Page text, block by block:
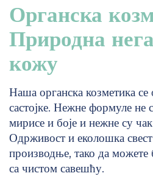
Органска
Природна
кожу
Наша органска козметика
састојке. Нежне формуле не
мирисе и боје и нежне су
Одрживост и еколошка
производње, тако да можете
са чистом савешћу.